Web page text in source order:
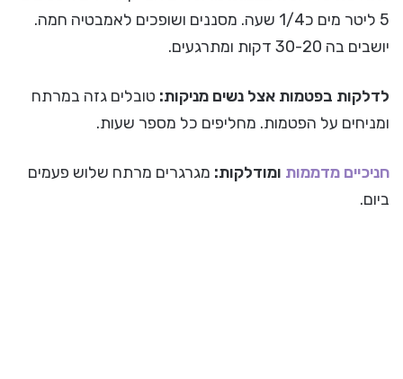
5 ליטר מים כ1/4 שעה. מסננים ושופכים לאמבטיה חמה.
יושבים בה 30-20 דקות ומתרגעים.
לדלקות בפטמות אצל נשים מניקות: טובלים גזה במרתח
ומניחים על הפטמות. מחליפים כל מספר שעות.
חניכיים מדממות ומודלקות: מגרגרים מרתח שלוש פעמים
ביום.